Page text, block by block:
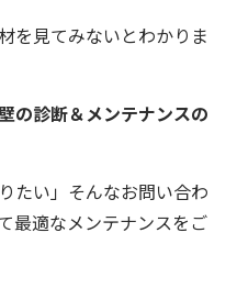
を見てみないとわかりま
の診断＆メンテナンスの
たい」そんなお問い合わ
最適なメンテナンスをご